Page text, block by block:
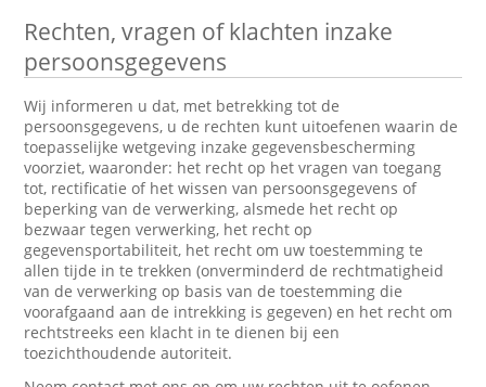
Rechten, vragen of klachten inzake
persoonsgegevens
Wij informeren u dat, met betrekking tot de
persoonsgegevens, u de rechten kunt uitoefenen waarin de
toepasselijke wetgeving inzake gegevensbescherming
voorziet, waaronder: het recht op het vragen van toegang
tot, rectificatie of het wissen van persoonsgegevens of
beperking van de verwerking, alsmede het recht op
bezwaar tegen verwerking, het recht op
gegevensportabiliteit, het recht om uw toestemming te
allen tijde in te trekken (onverminderd de rechtmatigheid
van de verwerking op basis van de toestemming die
voorafgaand aan de intrekking is gegeven) en het recht om
rechtstreeks een klacht in te dienen bij een
toezichthoudende autoriteit.